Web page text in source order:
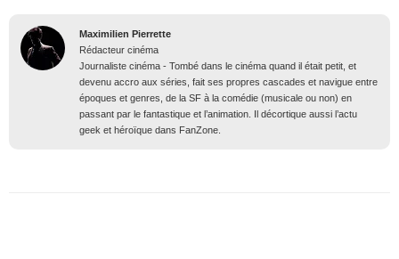
Maximilien Pierrette
Rédacteur cinéma
Journaliste cinéma - Tombé dans le cinéma quand il était petit, et
devenu accro aux séries, fait ses propres cascades et navigue entre
époques et genres, de la SF à la comédie (musicale ou non) en
passant par le fantastique et l’animation. Il décortique aussi l’actu
geek et héroïque dans FanZone.